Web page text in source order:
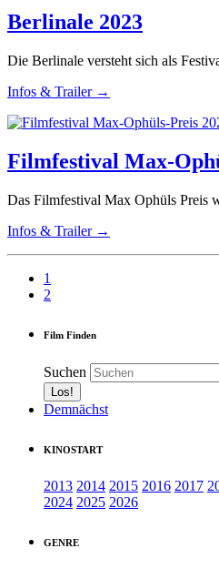
Berlinale 2023
Die Berlinale versteht sich als
Infos & Trailer →
Filmfestival Max-
Das Filmfestival Max Ophüls Preis
Infos & Trailer →
1
2
Film Finden
Suchen
Demnächst
KINOSTART
2013 2014 2015 2016 2017
2024 2025 2026
GENRE